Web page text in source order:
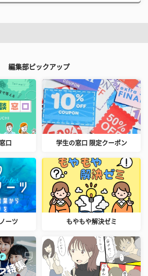
編集部ピックアップ
口 学生の窓口 限定クーポン
ーツ もやもや解決ゼミ